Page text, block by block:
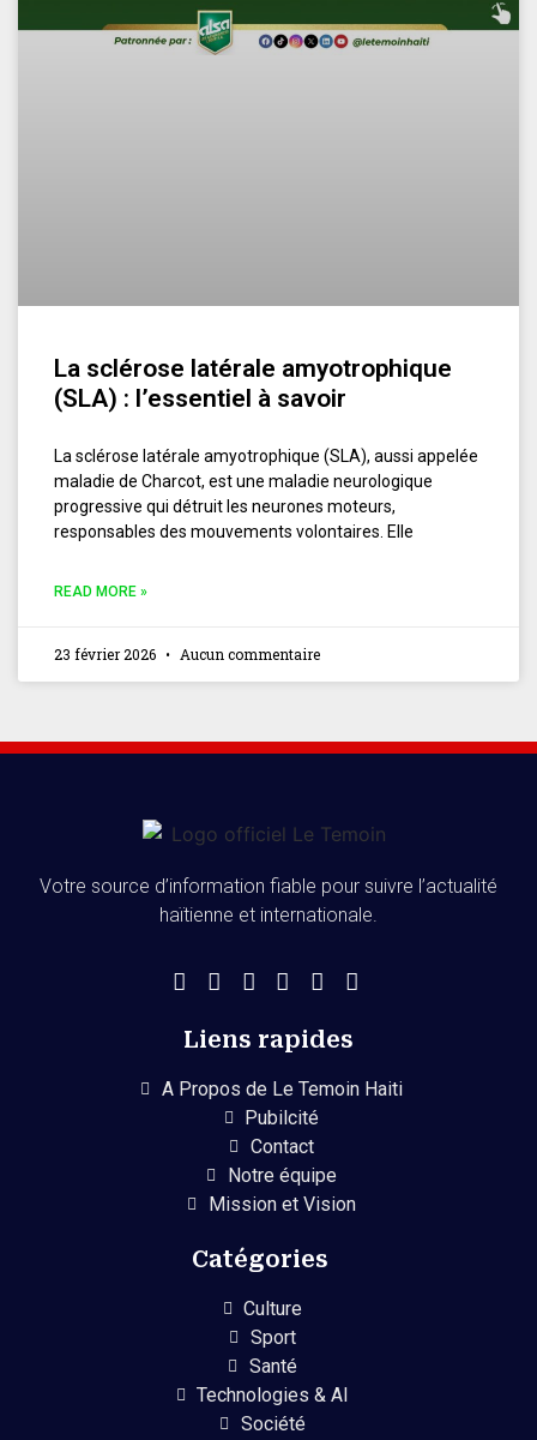
La sclérose latérale amyotrophique
(SLA) : l’essentiel à savoir
La sclérose latérale amyotrophique (SLA), aussi appelée
maladie de Charcot, est une maladie neurologique
progressive qui détruit les neurones moteurs,
responsables des mouvements volontaires. Elle
READ MORE »
23 février 2026 Aucun commentaire
Votre source d’information fiable pour suivre l’actualité
haïtienne et internationale.
Liens rapides
A Propos de Le Temoin Haiti
Pubilcité
Contact
Notre équipe
Mission et Vision
Catégories
Culture
Sport
Santé
Technologies & AI
Société